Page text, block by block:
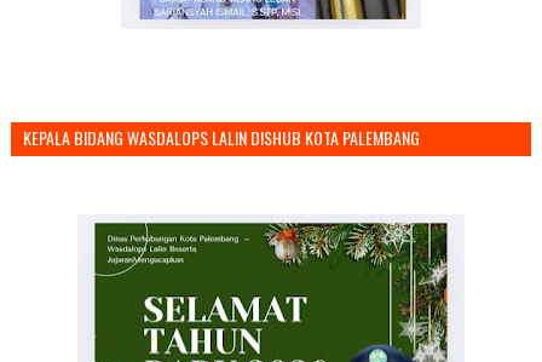
KEPALA BIDANG WASDALOPS LALIN DISHUB KOTA PALEMBANG